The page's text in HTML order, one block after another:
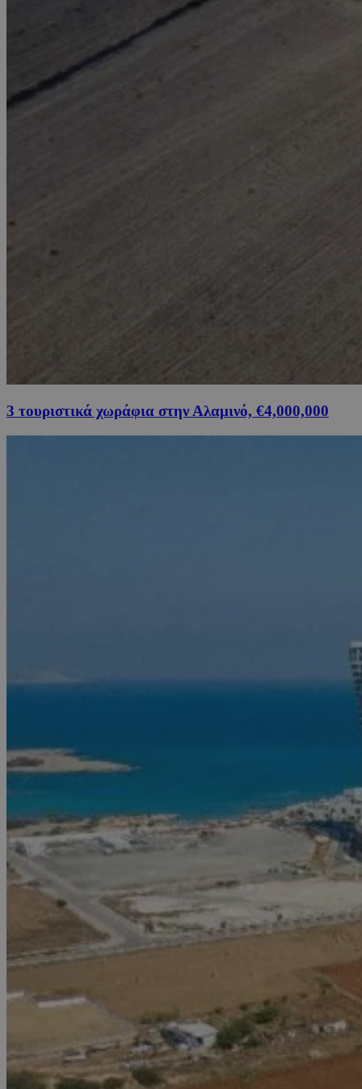
3 τουριστικά χωράφια στην Αλαμινό, €4,000,000